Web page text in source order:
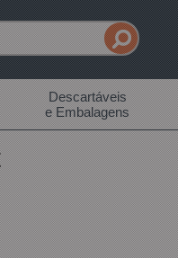
Descartáveis
e Embalagens